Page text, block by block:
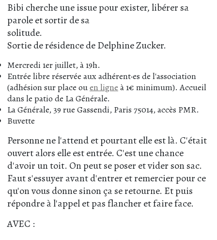
Bibi cherche une issue pour exister, libérer sa
parole et sortir de sa
solitude.
Sortie de résidence de Delphine Zucker.
Mercredi 1er juillet, à 19h.
Entrée libre réservée aux adhérent·es de l'association
(adhésion sur place ouen ligne à 1€ minimum). Accueil
dans le patio de La Générale.
La Générale, 39 rue Gassendi, Paris 75014, accès PMR.
Buvette
Personne ne l'attend et pourtant elle est là. C'était
ouvert alors elle est entrée. C'est une chance
d'avoir un toit. On peut se poser et vider son sac.
Faut s'essuyer avant d'entrer et remercier pour ce
qu'on vous donne sinon ça se retourne. Et puis
répondre à l'appel et pas flancher et faire face.
AVEC :